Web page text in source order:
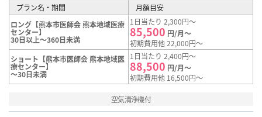
プラン名・期間
月額目安
ロング【熊本市医師会 熊本地域医療
センター】
30日以上～360日未満
1日当たり 2,300円～
85,500 円/月～
初期費用他 22,000円～
ショート【熊本市医師会 熊本地域医
療センター】
～30日未満
1日当たり 2,400円～
88,500 円/月～
初期費用他 16,500円～
空気清浄機付